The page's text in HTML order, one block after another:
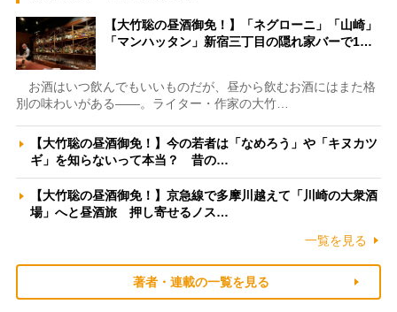
【大竹聡の昼酒御免！】「ネグローニ」「山崎」
「マンハッタン」新宿三丁目の隠れ家バーで1…
お酒はいつ飲んでもいいものだが、昼から飲むお酒にはまた格
別の味わいがある――。ライター・作家の大竹…
【大竹聡の昼酒御免！】今の若者は「なめろう」や「キヌカツ
ギ」を知らないって本当？ 昔の…
【大竹聡の昼酒御免！】京急線で多摩川越えて「川崎の大衆酒
場」へと昼酒旅 押し寄せるノス…
一覧を見る
著者・連載の一覧を見る